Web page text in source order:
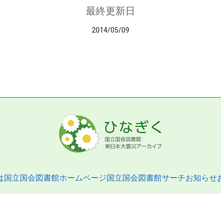
最終更新日
2014/05/09
国立国会図書館ホームページ国立国会図書館サーチお知らせ